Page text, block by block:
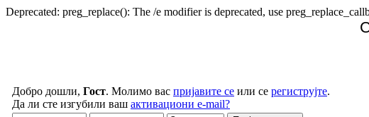
Deprecated: preg_replace(): The /e modifier is deprecated, use
Добро дошли, Гост. Молимо вас пријавите се или се региструјте.
Да ли сте изгубили ваш активациони e-mail?